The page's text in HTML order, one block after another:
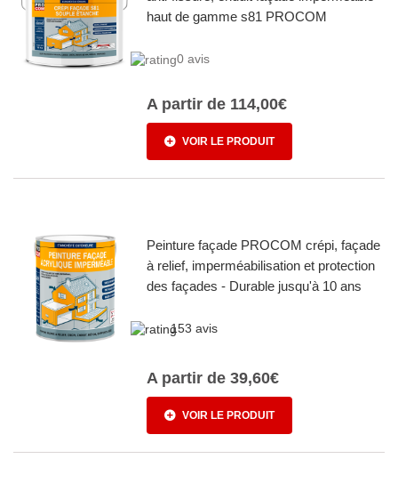
haut de gamme s81 PROCOM
0 avis
A partir de 114,00€
VOIR LE PRODUIT
Peinture façade PROCOM crépi, façade
à relief, imperméabilisation et protection
des façades - Durable jusqu'à 10 ans
153 avis
A partir de 39,60€
VOIR LE PRODUIT